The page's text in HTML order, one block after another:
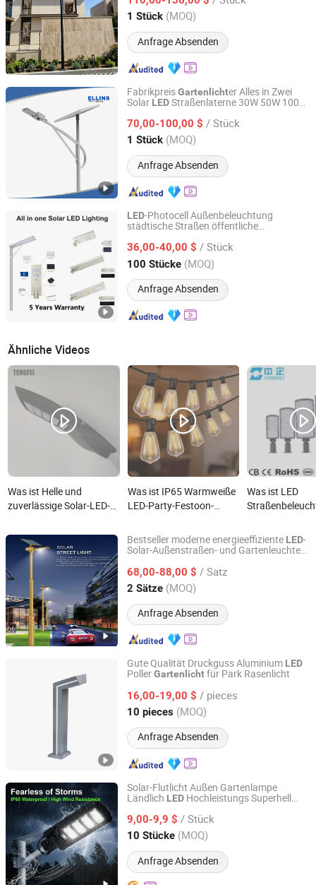
1 Stück (MOQ)
Anfrage Absenden
Zhejiang, China Seit 2024
FabrikpreisGartenlichter Alles in Zwei
Solar LEDStraßenlaterne 30W 50W 100W
70,00-100,00 $ / Stück
1 Stück (MOQ)
Anfrage Absenden
Ellins Optoelectronics Co., Limited
Guangdong, China Seit 2017
LED-Photocell Außenbeleuchtung
städtische Straßen öffentliche
Straßenlaterne
36,00-40,00 $ / Stück
100 Stücke (MOQ)
Anfrage Absenden
Nanjing Lealite Industry Co., Ltd.
Jiangsu, China Seit 2013
Ähnliche Videos
Was ist Helle und
zuverlässige Solar-LED-
Wege
Was ist IP65 Warmweiße
LED-Party-Festoon-
Qualität für den
Außenbereich St38
Garten Feiertag Hochzeit
Licht
Was ist LED
Fahrbahn
städtisches
Bestseller moderne energieeffiziente LED-
Solar-Außenstraßen- und Gartenleuchte
68,00-88,00 $ / Satz
2 Sätze (MOQ)
Anfrage Absenden
Yangzhou Qiangsheng Electric Co., Ltd.
Jiangsu, China Seit 2026
Gute Qualität Druckguss Aluminium LED
PollerGartenlichtfür Park Rasenlicht
16,00-19,00 $ / pieces
10 pieces (MOQ)
Anfrage Absenden
Ddk Tech Elecfacility Yangzhou Co., Ltd
Jiangsu, China Seit 2025
Solar-Flutlicht Außen Gartenlampe
Ländlich LED Hochleistungs Superhell
9,00-9,9 $ / Stück
10 Stücke (MOQ)
Anfrage Absenden
Zhangzhou Gengdi Trading Co., Ltd.
Fujian, China Seit 2026